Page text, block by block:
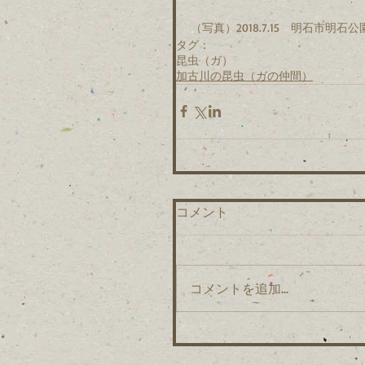
（写真）2018.7.15　明石市明石公
タグ：
昆虫（ガ）
加古川の昆虫（ガの仲間）
コメント
コメントを追加…